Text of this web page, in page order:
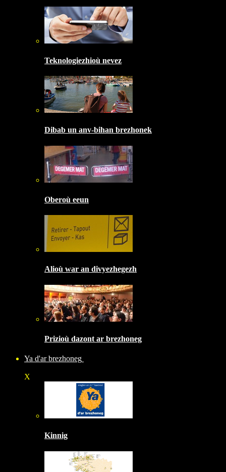
Teknologiezhioù nevez
Dibab un anv-bihan brezhonek
Oberoù eeun
Alioù war an divyezhegezh
Prizioù dazont ar brezhoneg
Ya d'ar brezhoneg
X
Kinnig